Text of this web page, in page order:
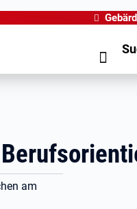
am